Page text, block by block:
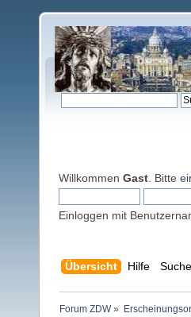
Willkommen Gast . Bitte
Einloggen mit
Übersicht Hilfe Suche
Forum ZDW»